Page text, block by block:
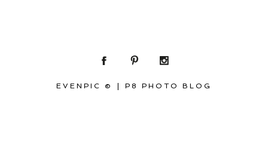
EVENPIC © P8 PHOTO BLOG